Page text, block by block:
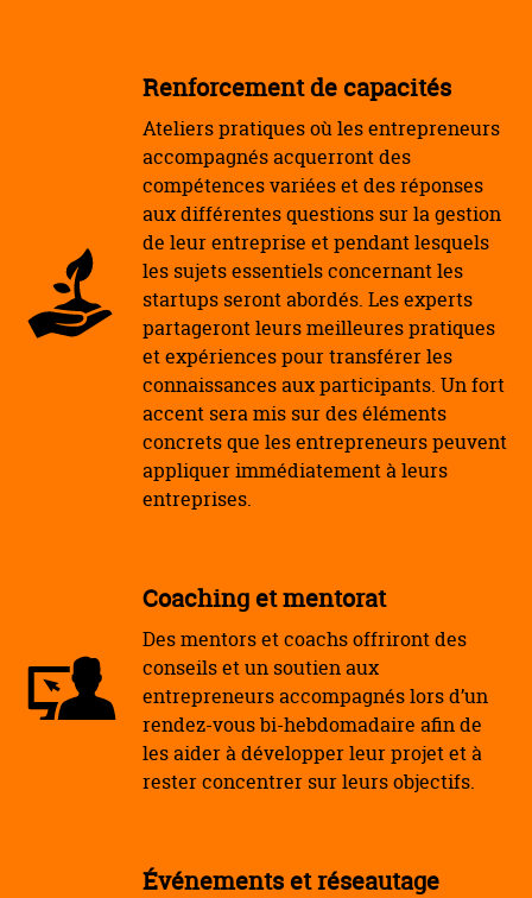
Renforcement de capacités
Ateliers pratiques où les entrepreneurs
accompagnés acquerront des
compétences variées et des réponses
aux différentes questions sur la gestion
de leur entreprise et pendant lesquels
les sujets essentiels concernant les
startups seront abordés. Les experts
partageront leurs meilleures pratiques
et expériences pour transférer les
connaissances aux participants. Un fort
accent sera mis sur des éléments
concrets que les entrepreneurs peuvent
appliquer immédiatement à leurs
entreprises.
Coaching et mentorat
Des mentors et coachs offriront des
conseils et un soutien aux
entrepreneurs accompagnés lors d’un
rendez-vous bi-hebdomadaire afin de
les aider à développer leur projet et à
rester concentrer sur leurs objectifs.
Événements et réseautage